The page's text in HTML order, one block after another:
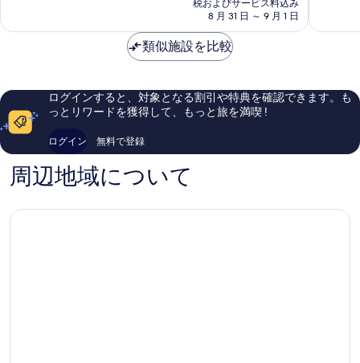
ン
も
し
口
コ
69
件
の
口
料
金
税およびサービス料込み
8 月 31 日 ～ 9 月 1 日
ー
ナ
ン
も
し
い、
の
類似施設を比較
ログインすると、対象となる割引や特典を確認できます。も
っとリワードを獲得して、もっと旅を満喫 !
ログイン 無料で登録
周辺地域について